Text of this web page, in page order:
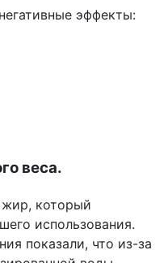
эффекты:
веса.
который
использования.
показали, что из-за